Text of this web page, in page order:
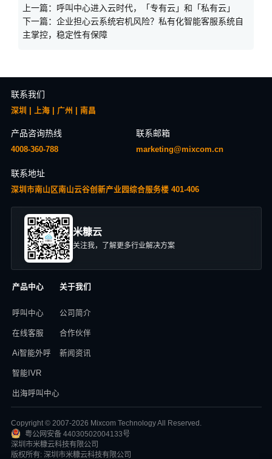
上一篇： 呼叫中心进入云时代，「专有云」和「私有云」
下一篇： 企业担心云系统宕机风险？私有化智能客服系统自
主掌控，稳定性有保障
联系我们
深圳 | 上海 | 广州 | 南昌
产品咨询热线
4008-360-788
联系邮箱
marketing@mixcom.cn
联系地址
深圳市南山区南山云谷创新产业园综合服务楼 401-406
米糠云
关注我，了解更多行业解决方案
产品中心
呼叫中心
在线客服
Ai智能外呼
智能IVR
出海呼叫中心
关于我们
公司简介
合作伙伴
新闻资讯
Copyright © 2007-2026 Mixcom Technology All Reserved.
粤公网安备 44030502004133号
深圳市米糠云科技有限公司
版权所有: 深圳市米糠云科技有限公司